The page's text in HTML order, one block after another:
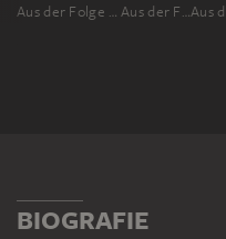
Aus der Folge "Von Fleck und Strich", Nr. 1 Aus der Folge "Von Fleck und Strich", Nr. 22
BIOGRAFIE